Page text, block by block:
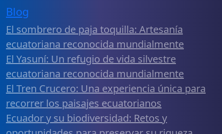
Blog
El sombrero de paja toquilla: Artesanía
ecuatoriana reconocida mundialmente
El Yasuní: Un refugio de vida silvestre
ecuatoriana reconocida mundialmente
El Tren Crucero: Una experiencia única para
recorrer los paisajes ecuatorianos
Ecuador y su biodiversidad: Retos y